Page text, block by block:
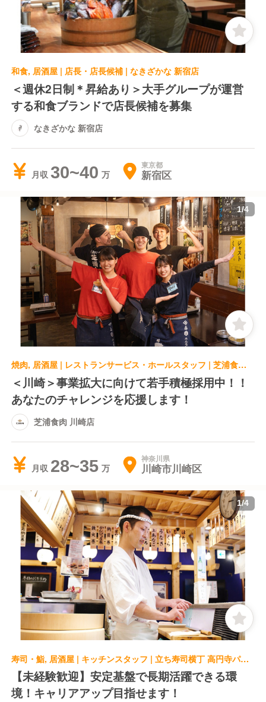
和食, 居酒屋 | 店長・店長候補 | なきざかな 新宿店
＜週休2日制＊昇給あり＞大手グループが運営
する和食ブランドで店長候補を募集
なきざかな 新宿店
月収 30~40 東京都
新宿区
1/4
焼肉, 居酒屋 | レストランサービス・ホールスタッフ | 芝浦食肉 川崎店
＜川崎＞事業拡大に向けて若手積極採用中！！
あなたのチャレンジを応援します！
芝浦食肉 川崎店
月収 28~35 神奈川県
川崎市川崎区
1/4
寿司・鮨, 居酒屋 | キッチンスタッフ | 立ち寿司横丁 高円寺パル商店街
【未経験歓迎】安定基盤で長期活躍できる環
境！キャリアアップ目指せます！